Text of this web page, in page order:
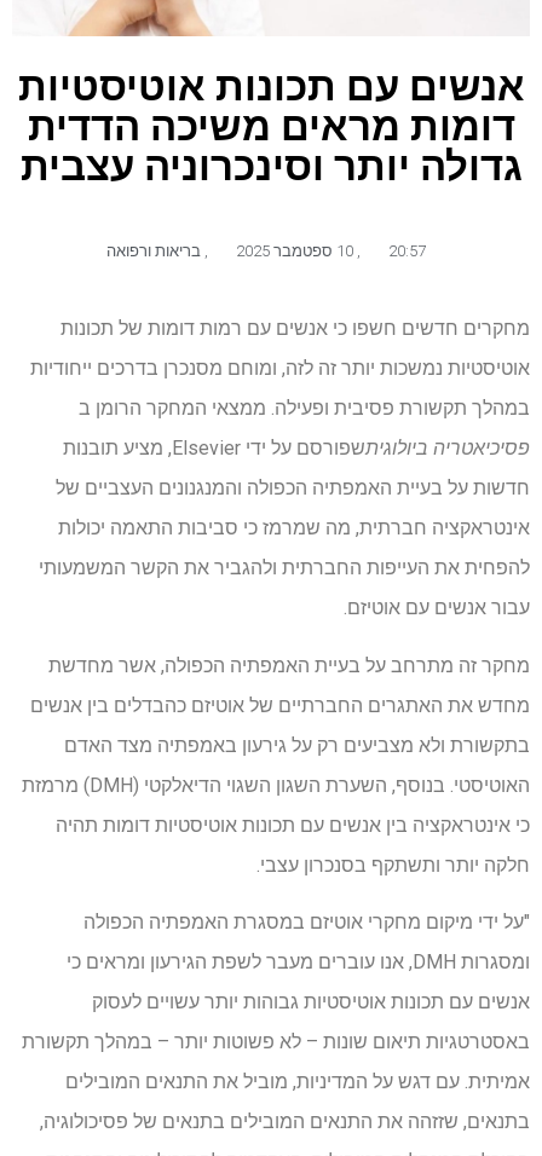
אנשים עם תכונות אוטיסטיות
דומות מראים משיכה הדדית
גדולה יותר וסינכרוניה עצבית
20:57 בריאות ורפואה
מחקרים חדשים חשפו כי אנשים עם רמות דומות של תכונות
אוטיסטיות נמשכות יותר זה לזה, ומוחם מסנכרן בדרכים ייחודיות
במהלך תקשורת פסיבית ופעילה. ממצאי המחקר הרומן ב
פסיכיאטריה ביולוגית
שפורסם על ידי Elsevier, מציע תובנות
חדשות על בעיית האמפתיה הכפולה והמנגנונים העצביים של
אינטראקציה חברתית, מה שמרמז כי סביבות התאמה יכולות
להפחית את העייפות החברתית ולהגביר את הקשר המשמעותי
עבור אנשים עם אוטיזם.
מחקר זה מתרחב על בעיית האמפתיה הכפולה, אשר מחדשת
מחדש את האתגרים החברתיים של אוטיזם כהבדלים בין אנשים
בתקשורת ולא מצביעים רק על גירעון באמפתיה מצד האדם
האוטיסטי. בנוסף, השערת השגון השגוי הדיאלקטי (DMH) מרמזת
כי אינטראקציה בין אנשים עם תכונות אוטיסטיות דומות תהיה
חלקה יותר ותשתקף בסנכרון עצבי.
"על ידי מיקום מחקרי אוטיזם במסגרת האמפתיה הכפולה
ומסגרות DMH, אנו עוברים מעבר לשפת הגירעון ומראים כי
אנשים עם תכונות אוטיסטיות גבוהות יותר עשויים לעסוק
באסטרטגיות תיאום שונות – לא פשוטות יותר – במהלך תקשורת
אמיתית. עם דגש על המדיניות, מוביל את התנאים המובילים
בתנאים, שזזהה את התנאים המובילים בתנאים של פסיכולוגיה,